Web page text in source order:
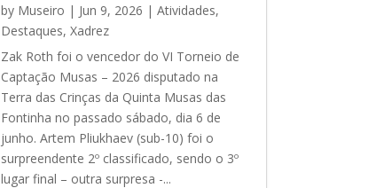
by Museiro | Jun 9, 2026 | Atividades,
Destaques, Xadrez
Zak Roth foi o vencedor do VI Torneio de
Captação Musas – 2026 disputado na
Terra das Crinças da Quinta Musas das
Fontinha no passado sábado, dia 6 de
junho. Artem Pliukhaev (sub-10) foi o
surpreendente 2º classificado, sendo o 3º
lugar final – outra surpresa -...